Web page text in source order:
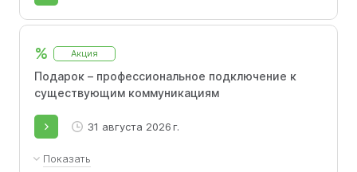
% Акция
Подарок – профессиональное подключение к
существующим коммуникациям
31 августа 2026 г.
Показать